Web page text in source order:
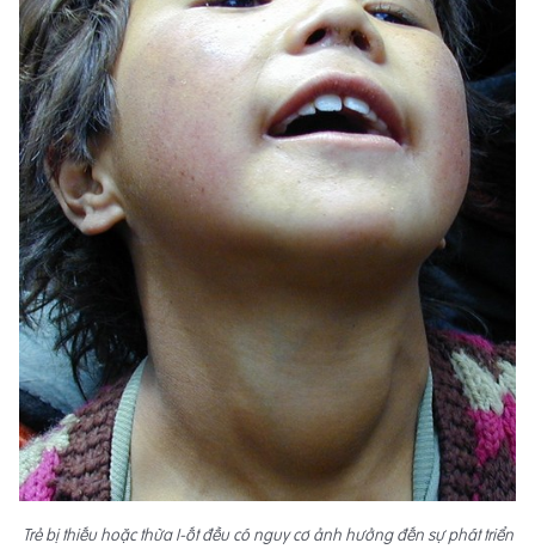
Trẻ bị thiếu hoặc thừa I-ốt đều có nguy cơ ảnh hưởng đến sự phát triển